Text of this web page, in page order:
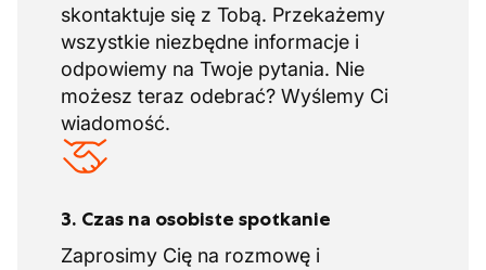
skontaktuje się z Tobą. Przekażemy
wszystkie niezbędne informacje i
odpowiemy na Twoje pytania. Nie
możesz teraz odebrać? Wyślemy Ci
wiadomość.
3. Czas na osobiste spotkanie
Zaprosimy Cię na rozmowę i